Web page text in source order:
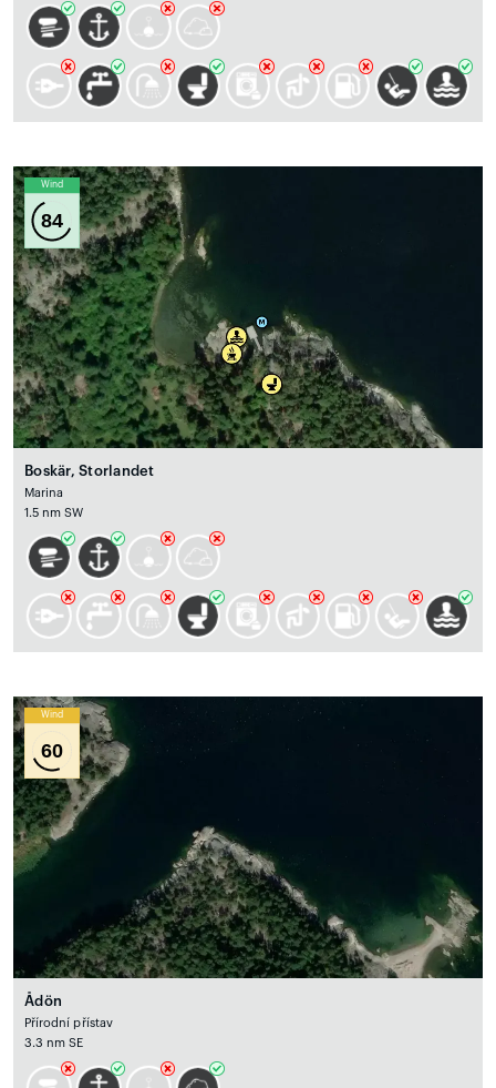
Wind
84
Boskär, Storlandet
Marina
1.5 nm SW
Wind
60
Ådön
Přírodní přístav
3.3 nm SE